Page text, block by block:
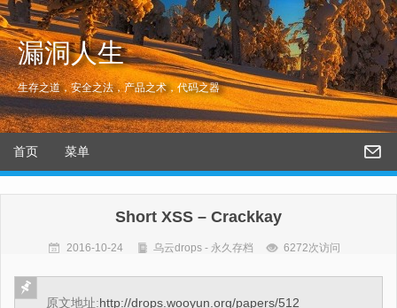
漏洞人生
生存之道，安全之法，产品之术，代码之器
首页 菜单
Short XSS – Crackkay
2016-10-24 乌云drops - 永久存档 6272次访问
原文地址:http://drops.wooyun.org/papers/512